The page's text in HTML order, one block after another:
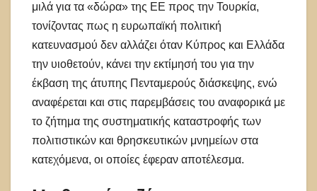
μιλά για τα «δώρα» της ΕΕ προς την Τουρκία,
τονίζοντας πως η ευρωπαϊκή πολιτική
κατευνασμού δεν αλλάζει όταν Κύπρος και Ελλάδα
την υιοθετούν, κάνει την εκτίμησή του για την
έκβαση της άτυπης Πενταμερούς διάσκεψης, ενώ
αναφέρεται και στις παρεμβάσεις του αναφορικά με
το ζήτημα της συστηματικής καταστροφής των
πολιτιστικών και θρησκευτικών μνημείων στα
κατεχόμενα, οι οποίες έφεραν αποτέλεσμα.